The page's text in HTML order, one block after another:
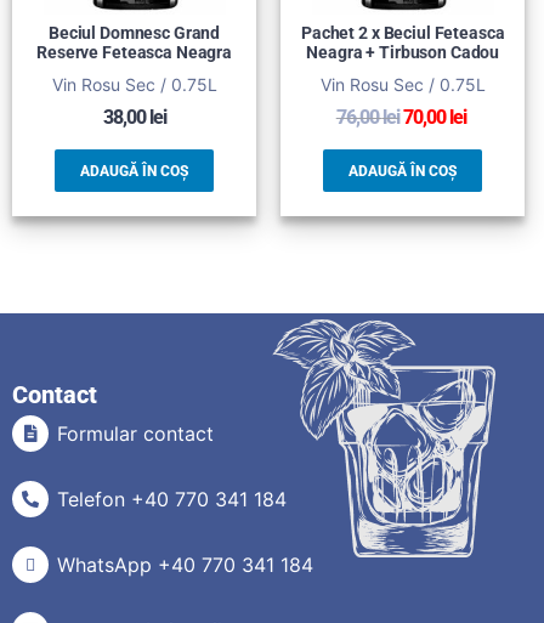
Beciul Domnesc Grand
Reserve Feteasca Neagra
Vin Rosu Sec / 0.75L
38,00lei
ADAUGĂ ÎN COȘ
Pachet 2 x Beciul Feteasca
Neagra + Tirbuson Cadou
Vin Rosu Sec / 0.75L
76,00lei70,00lei
ADAUGĂ ÎN COȘ
Contact
Formular contact
Telefon +40 770 341 184
WhatsApp +40 770 341 184